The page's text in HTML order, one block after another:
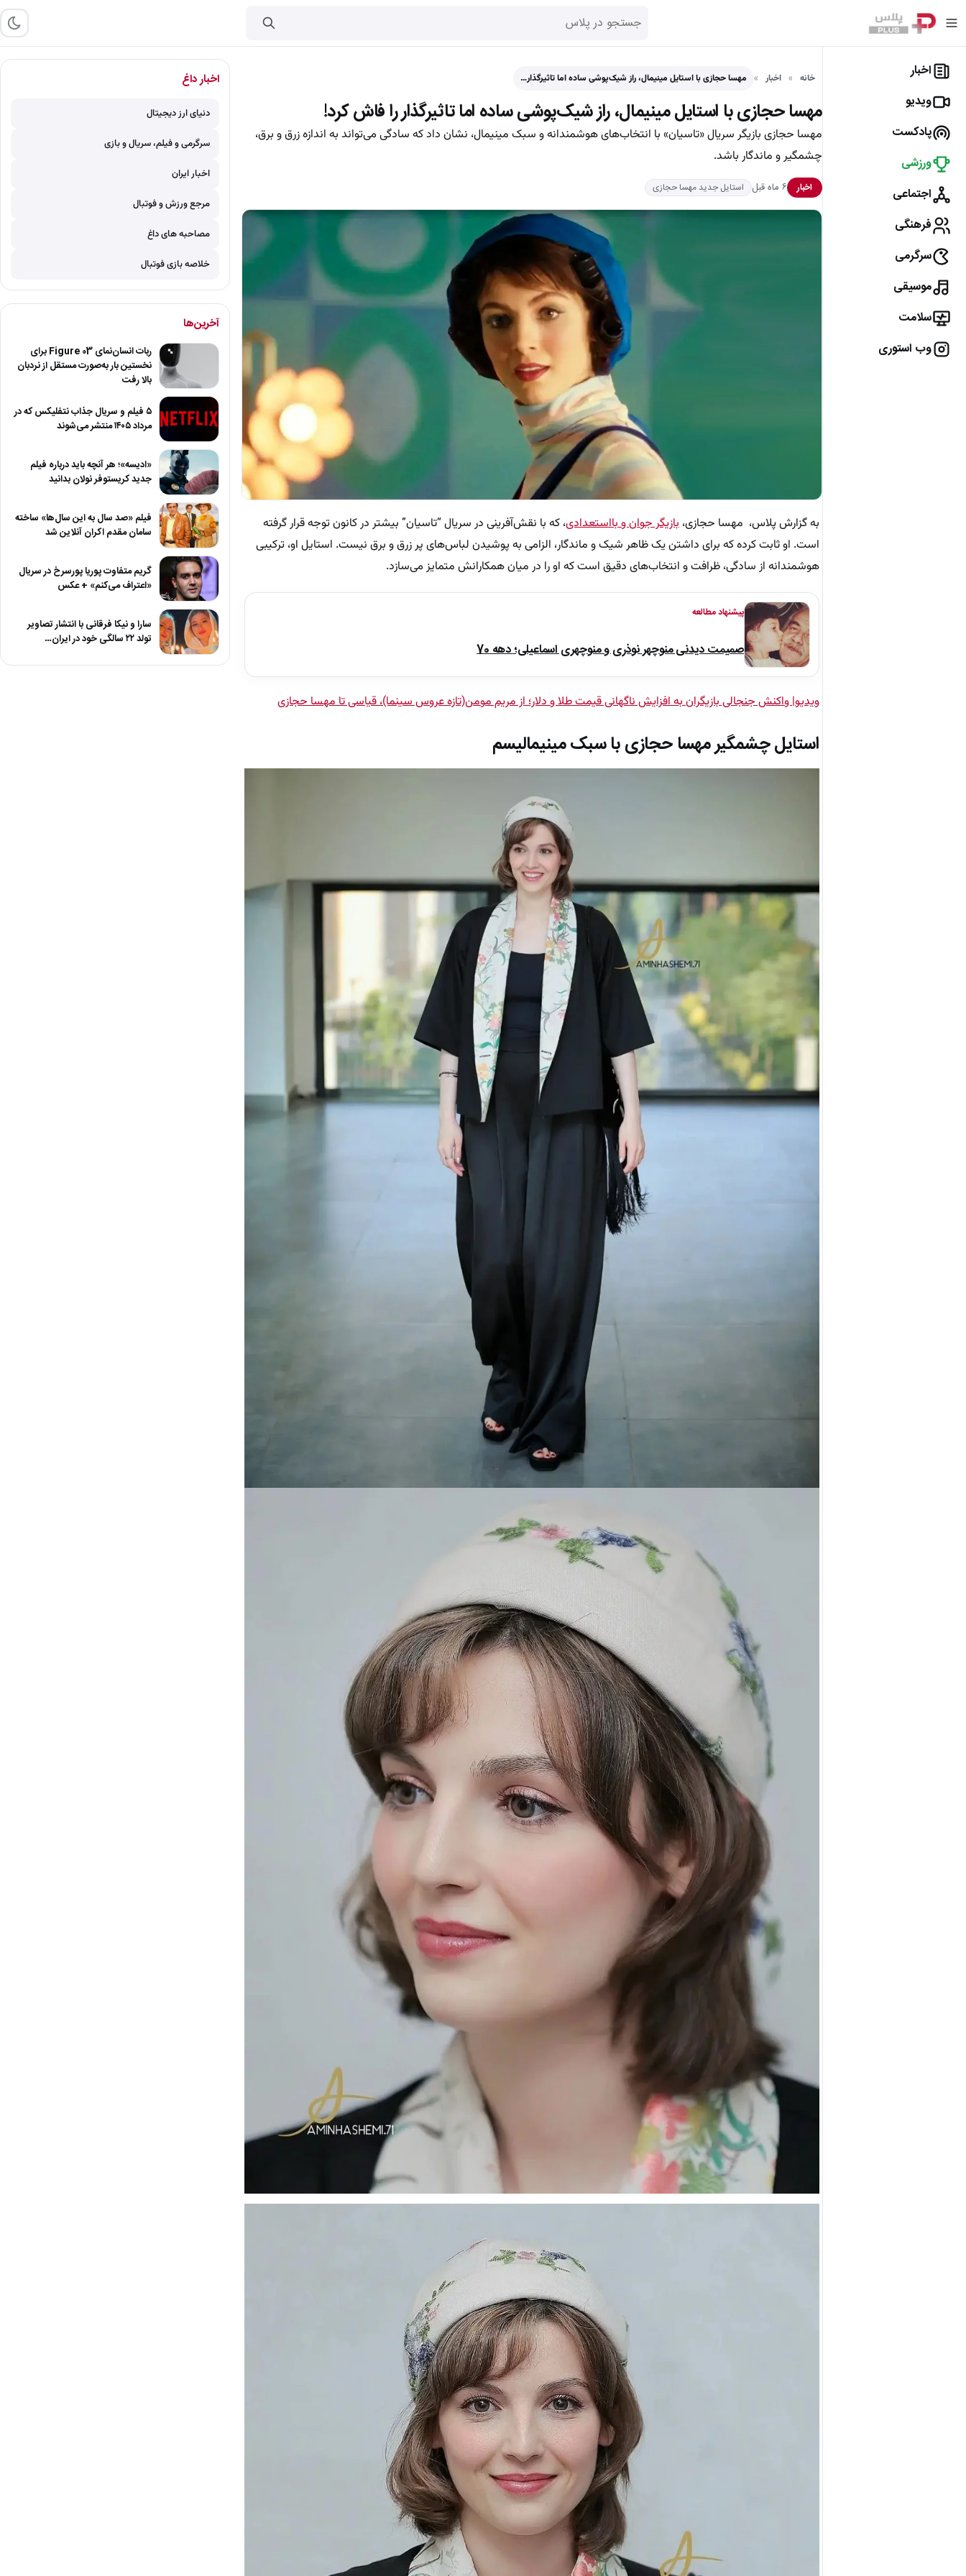
اخبار
ویدیو
پادکست
ورزشی
اجتماعی
فرهنگی
سرگرمی
موسیقی
سلامت
وب استوری
خانه اخبار مهسا حجازی با استایل مینیمال، راز شیک‌پوشی ساده اما تاثیرگذار…
مهسا حجازی با استایل مینیمال، راز شیک‌پوشی ساده اما تاثیرگذار را فاش کرد!
مهسا حجازی بازیگر سریال «تاسیان» با انتخاب‌های هوشمندانه و سبک مینیمال، نشان داد که سادگی می‌تواند به اندازه زرق و برق،
چشمگیر و ماندگار باشد.
اخبار ۶ ماه قبل استایل جدید مهسا حجازی
به گزارش پلاس، مهسا حجازی، بازیگر جوان و بااستعدادی، که با نقش‌آفرینی در سریال‌ “تاسیان” بیشتر در کانون توجه قرار گرفته
است. او ثابت کرده که برای داشتن یک ظاهر شیک و ماندگار، الزامی به پوشیدن لباس‌های پر زرق و برق نیست. استایل او، ترکیبی
هوشمندانه از سادگی، ظرافت و انتخاب‌های دقیق است که او را در میان همکارانش متمایز می‌سازد.
پیشنهاد مطالعه
صمیمت دیدنی منوچهر نوذری و منوچهری اسماعیلی؛ دهه 70
ویدیو| واکنش جنجالی بازیگران به افزایش ناگهانی قیمت طلا و دلار؛ از مریم مومن(تازه عروس سینما)، قیاسی تا مهسا حجازی
استایل چشمگیر مهسا حجازی با سبک مینیمالیسم
اخبار داغ
دنیای ارز دیجیتال
سرگرمی و فیلم، سریال و بازی
اخبار ایران
مرجع ورزش و فوتبال
مصاحبه های داغ
خلاصه بازی فوتبال
آخرین‌ها
ربات انسان‌نمای Figure 03 برای
نخستین بار به‌صورت مستقل از نردبان
بالا رفت
۵ فیلم و سریال جذاب نتفلیکس که در
مرداد ۱۴۰۵ منتشر می‌شوند
«ادیسه»؛ هر آنچه باید درباره فیلم
جدید کریستوفر نولان بدانید
فیلم «صد سال به این سال‌ها» ساخته
سامان مقدم اکران آنلاین شد
گریم متفاوت پوریا پورسرخ در سریال
«اعتراف می‌کنم» + عکس
سارا و نیکا فرقانی با انتشار تصاویر
تولد ۲۲ سالگی خود در ایران…